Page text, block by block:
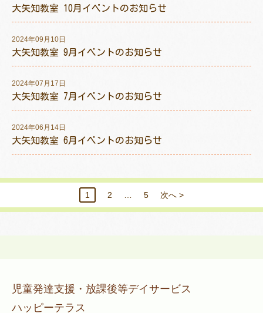
大矢知教室 10月イベントのお知らせ
2024年09月10日
大矢知教室 9月イベントのお知らせ
2024年07月17日
大矢知教室 7月イベントのお知らせ
2024年06月14日
大矢知教室 6月イベントのお知らせ
1 2 5 次へ >
児童発達支援・放課後等デイサービス
ハッピーテラス